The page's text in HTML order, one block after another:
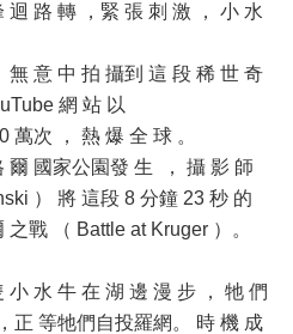
迴 路 轉 ，緊 張 刺 激 ， 小 水
無 意 中 拍 攝到 這 段 稀 世 奇
網 站 以
萬次 ， 熱 爆 全 球 。
爾 國家公園發 生 ， 攝 影 師
） 將 這段 8 分鐘 23 秒 的
戰 （ Battle at Kruger ）。
水 牛 在 湖 邊 漫 步 ， 牠 們
正 等牠們自投羅網。 時 機 成